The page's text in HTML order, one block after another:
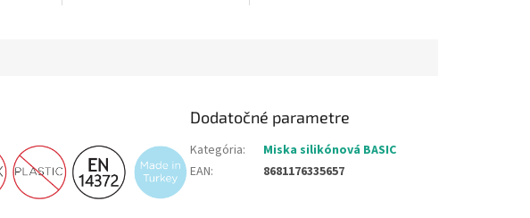
Dodatočné parametre
Kategória:
Miska silikónová BASIC
EAN: 8681176335657